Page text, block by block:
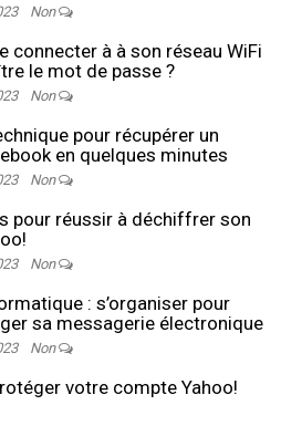
Non
connecter à à son réseau WiFi
le mot de passe ?
Non
pour récupérer un
en quelques minutes
Non
pour réussir à déchiffrer son
Non
: s’organiser pour
sa messagerie électronique
Non
votre compte Yahoo!